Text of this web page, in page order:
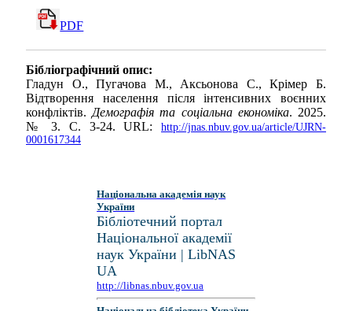
PDF
Бібліографічний опис:
Гладун О., Пугачова М., Аксьонова С., Крімер Б.
Відтворення населення після інтенсивних воєнних
конфліктів.Демографія та соціальна економіка. 2025.
№ 3. С. 3-24. URL: http://jnas.nbuv.gov.ua/article/UJRN-
0001617344
Національна академія наук
України
Бібліотечний портал
Національної академії
наук України | LibNAS
UA
http://libnas.nbuv.gov.ua